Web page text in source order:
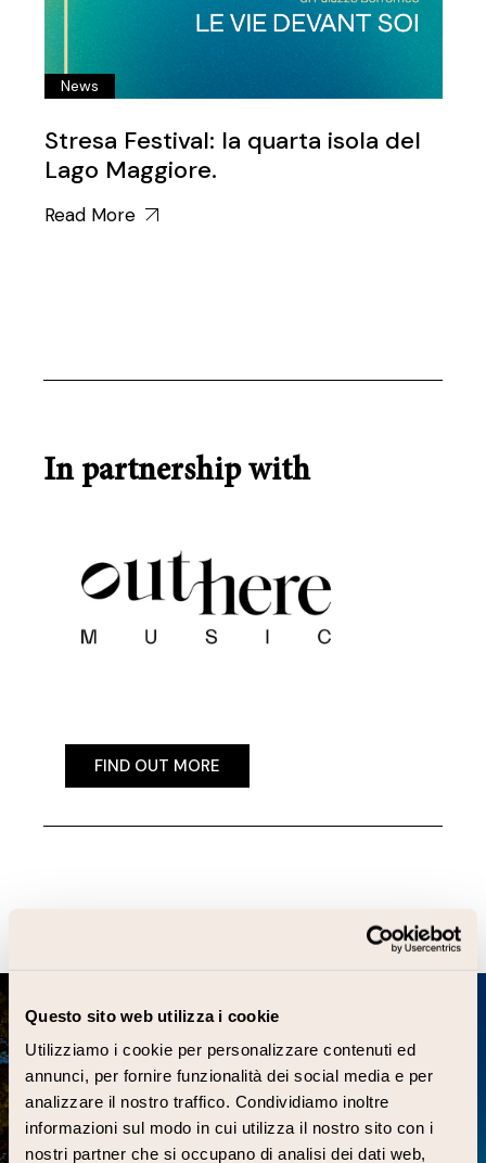
Questo sito web utilizza i cookie
Utilizziamo i cookie per personalizzare contenuti ed
annunci, per fornire funzionalità dei social media e per
analizzare il nostro traffico. Condividiamo inoltre
informazioni sul modo in cui utilizza il nostro sito con i
nostri partner che si occupano di analisi dei dati web,
News
Stresa Festival: la quarta isola del
Lago Maggiore.
Read More
In partnership with
FIND OUT MORE
FIND OUT MORE
Festival's venues
Find out more